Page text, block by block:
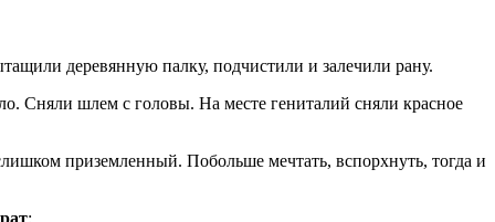
деревянную палку, подчистили и залечили рану.
Сняли шлем с головы. На месте гениталий сняли красное
приземленный. Побольше мечтать, вспорхнуть, тогда и
: